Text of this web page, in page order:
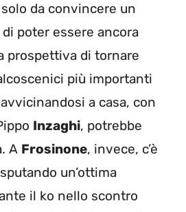
solo da convincere un
poter essere ancora
prospettiva di tornare
più importanti
a casa, con
Inzaghi, potrebbe
A Frosinone, invece, c’è
un’ottima
il ko nello scontro